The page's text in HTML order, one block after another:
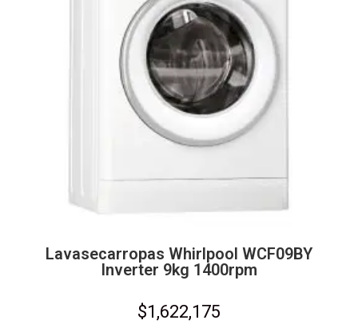
Lavasecarropas Whirlpool WCF09BY
Inverter 9kg 1400rpm
$1,622,175